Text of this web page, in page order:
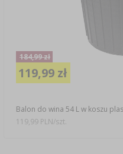
Balon do wina 54 L w koszu
184,99 zł
119,99 zł
119,99 PLN/szt.